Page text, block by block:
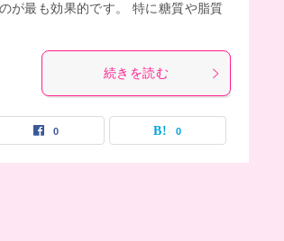
が最も効果的です。 特に糖質や脂質
続きを読む
0 0